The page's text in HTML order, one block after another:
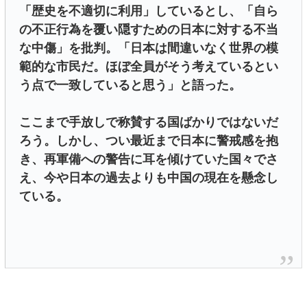
「歴史を不適切に利用」しているとし、「自ら
の不正行為を覆い隠すための日本に対する不当
な中傷」を批判。「日本は間違いなく世界の模
範的な市民だ。ほぼ全員がそう考えているとい
う点で一致していると思う」と語った。
ここまで手放しで称賛する国ばかりではないだ
ろう。しかし、つい最近まで日本に警戒感を抱
き、再軍備への警告に耳を傾けていた国々でさ
え、今や日本の過去よりも中国の現在を懸念し
ている。